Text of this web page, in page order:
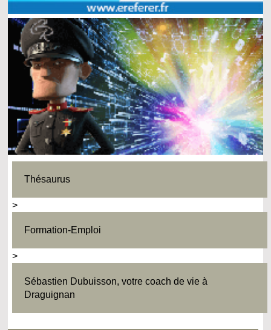
Thésaurus
>
Formation-Emploi
>
Sébastien Dubuisson, votre coach de vie à
Draguignan